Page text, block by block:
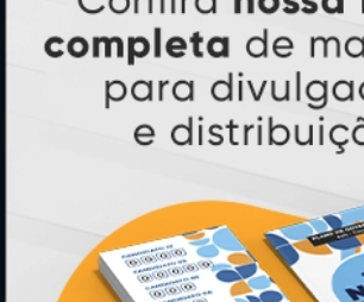
PAGUE COM